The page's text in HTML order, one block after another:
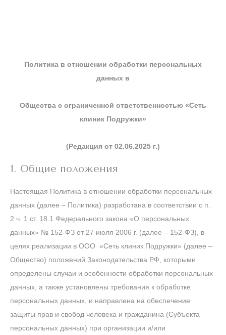
Политика в отношении обработки персональных
данных в
Общества с ограниченной ответственностью «Сеть
клиник Подружки»
(Редакция от 02.06.2025 г.)
1. Общие положения
Настоящая Политика в отношении обработки персональных
данных (далее – Политика) разработана в соответствии с п.
2 ч. 1 ст. 18.1 Федерального закона «О персональных
данных» № 152-ФЗ от 27 июля 2006 г. (далее – 152-ФЗ), в
целях реализации в ООО «Сеть клиник Подружки» (далее –
Общество) положений Законодательства РФ, которыми
определены случаи и особенности обработки персональных
данных, а также установлены требования к обработке
персональных данных, и направлена на обеспечение
защиты прав и свобод человека и гражданина (Субъекта
персональных данных) при организации и/или